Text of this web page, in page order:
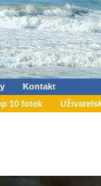
Kontakt
10 fotek